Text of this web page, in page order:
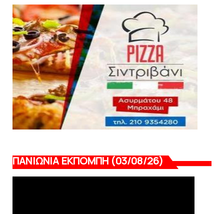
Bόλου
August 08, 2026
SUPERLEAGUE2
SL2: Η μέρα και ο τόπος της κλήρωσης του
πρωταθλήματος
August 08, 2026
ΠΑΝΙΩΝΙΑ ΕΚΠΟΜΠΗ (03/08/26)